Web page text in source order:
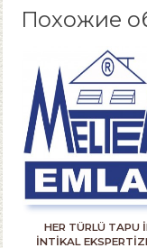
Похожие
HER TÜRLÜ TAPU
İNTİKAL